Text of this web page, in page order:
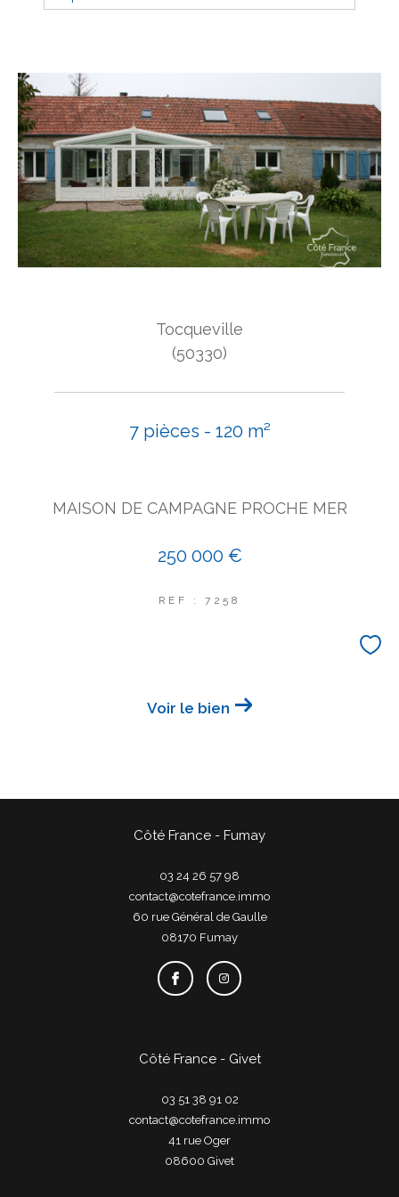
Tocqueville
(50330)
7 pièces - 120 m²
MAISON DE CAMPAGNE PROCHE MER
250 000 €
REF : 7258
Voir le bien
Côté France - Fumay
03 24 26 57 98
contact@cotefrance.immo
60 rue Général de Gaulle
08170
fumay
Côté France - Givet
03 51 38 91 02
contact@cotefrance.immo
41 rue Oger
08600
givet
Surface
Surface
Pièces
Pièces
Référence
PARKING
COUPS DE COEUR